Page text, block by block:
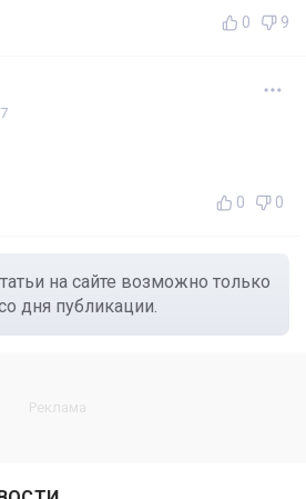
0 9
0 0
на сайте возможно только
дня публикации.